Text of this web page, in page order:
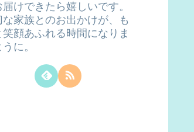
届けできたら嬉しいです。
な家族とのお出かけが、も
笑顔あふれる時間になりま
に。